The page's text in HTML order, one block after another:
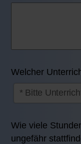
Welcher
Wie viele
ungefähr